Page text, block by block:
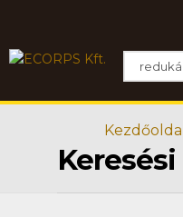
Kezdőoldal
Keresési